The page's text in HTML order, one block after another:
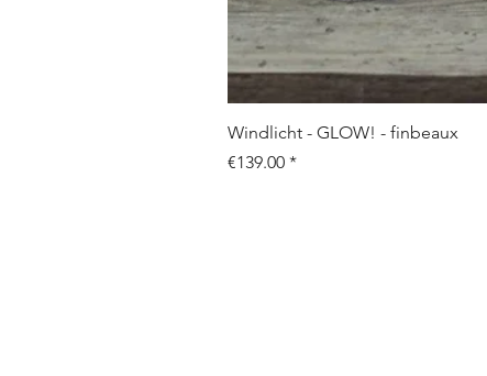
Windlicht - GLOW! - finbeaux
Price
€139.00